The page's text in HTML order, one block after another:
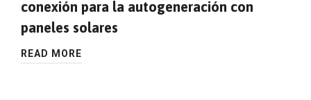
conexión para la autogeneración con
paneles solares
READ MORE